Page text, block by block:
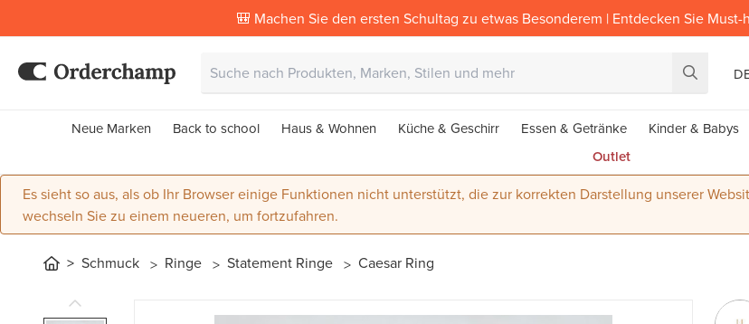
🎒 Machen Sie den ersten Schultag zu etwas Besonderem | Entdecken Sie
Neue Marken Back to school Haus & Wohnen Küche & Geschirr Essen & Getränke Kinder & Babys
Outlet
Es sieht so aus, als ob Ihr Browser einige Funktionen nicht unterstützt, die zur korrekten Darstellung unserer
wechseln Sie zu einem neueren, um fortzufahren.
Schmuck Ringe Statement Ringe Caesar Ring